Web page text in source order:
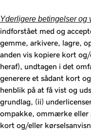
Yderligere betingelser og
indforstået med og
gemme, arkivere, lagre,
anden vis kopiere kort
heraf), undtagen i det
generere et sådant kort
henblik på at få vist og
grundlag, (ii)
ompakke, ommærke eller
kort og/eller